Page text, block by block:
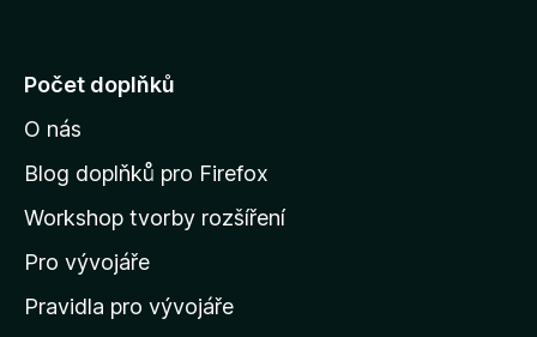
j
t
n
d
o
m
Počet doplňků
O nás
Blog doplňků pro Firefox
Workshop tvorby rozšíření
Pro vývojáře
Pravidla pro vývojáře